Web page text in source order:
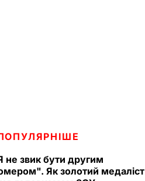
не звик бути другим
Як золотий медаліст